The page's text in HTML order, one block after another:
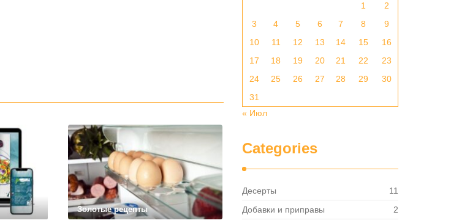
Золотые рецепты
1
2
3
4 5 6 7 8
9
10
11 12 13 14 15
16
17
18 19 20 21 22
23
24
25 26 27 28 29
30
31
« Июл
Categories
Десерты
11
Добавки и приправы
2